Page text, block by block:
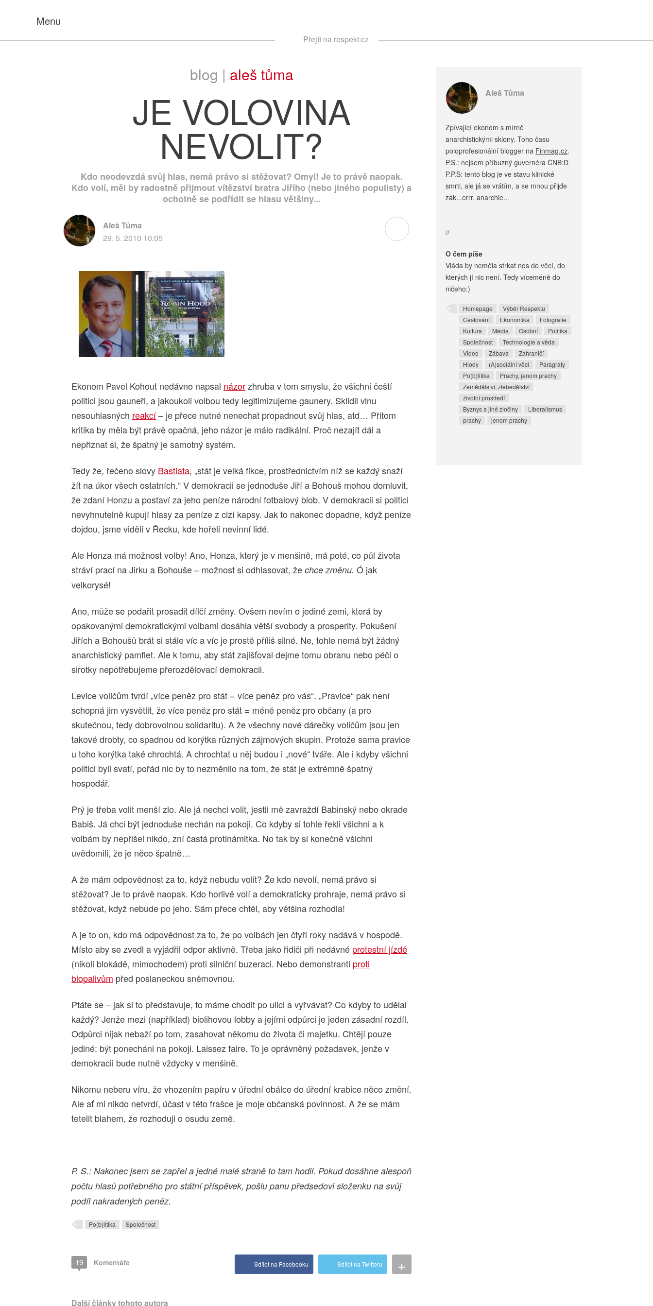
Menu
Přejít na respekt.cz
blog | aleš tůma
JE VOLOVINA
NEVOLIT?
Kdo neodevzdá svůj hlas, nemá právo si stěžovat? Omyl! Je to právě naopak.
Kdo volí, měl by radostně přijmout vítězství bratra Jiřího (nebo jiného populisty) a
ochotně se podřídit se hlasu většiny...
Aleš Tůma
29. 5. 2010 10:05
Ekonom Pavel Kohout nedávno napsal názorzhruba v tom smyslu, že všichni čeští
politici jsou gauneři, a jakoukoli volbou tedy legitimizujeme gaunery. Sklidil vlnu
nesouhlasných reakcí– je přece nutné nenechat propadnout svůj hlas, atd… Přitom
kritika by měla být právě opačná, jeho názor je málo radikální. Proč nezajít dál a
nepřiznat si, že špatný je samotný systém.
Tedy že, řečeno slovy Bastiata, „stát je velká fikce, prostřednictvím níž se každý snaží
žít na úkor všech ostatních.“ V demokracii se jednoduše Jiří a Bohouš mohou domluvit,
že zdaní Honzu a postaví za jeho peníze národní fotbalový blob. V demokracii si politici
nevyhnutelně kupují hlasy za peníze z cizí kapsy. Jak to nakonec dopadne, když peníze
dojdou, jsme viděli v Řecku, kde hořeli nevinní lidé.
Ale Honza má možnost volby! Ano, Honza, který je v menšině, má poté, co půl života
stráví prací na Jirku a Bohouše – možnost si odhlasovat, že chce změnu. Ó jak
velkorysé!
Ano, může se podařit prosadit dílčí změny. Ovšem nevím o jediné zemi, která by
opakovanými demokratickými volbami dosáhla větší svobody a prosperity. Pokušení
Jiřích a Bohoušů brát si stále víc a víc je prostě příliš silné. Ne, tohle nemá být žádný
anarchistický pamflet. Ale k tomu, aby stát zajišťoval dejme tomu obranu nebo péči o
sirotky nepotřebujeme přerozdělovací demokracii.
Levice voličům tvrdí „více peněz pro stát = více peněz pro vás“. „Pravice“ pak není
schopná jim vysvětlit, že více peněz pro stát = méně peněz pro občany (a pro
skutečnou, tedy dobrovolnou solidaritu). A že všechny nové dárečky voličům jsou jen
takové drobty, co spadnou od korýtka různých zájmových skupin. Protože sama pravice
u toho korýtka také chrochtá. A chrochtat u něj budou i „nové“ tváře. Ale i kdyby všichni
politici byli svatí, pořád nic by to nezměnilo na tom, že stát je extrémně špatný
hospodář.
Prý je třeba volit menší zlo. Ale já nechci volit, jestli mě zavraždí Babinský nebo okrade
Babiš. Já chci být jednoduše nechán na pokoji. Co kdyby si tohle řekli všichni a k
volbám by nepřišel nikdo, zní častá protinámitka. No tak by si konečně všichni
uvědomili, že je něco špatně…
A že mám odpovědnost za to, když nebudu volit? Že kdo nevolí, nemá právo si
stěžovat? Je to právě naopak. Kdo horlivě volí a demokraticky prohraje, nemá právo si
stěžovat, když nebude po jeho. Sám přece chtěl, aby většina rozhodla!
A je to on, kdo má odpovědnost za to, že po volbách jen čtyři roky nadává v hospodě.
Místo aby se zvedl a vyjádřil odpor aktivně. Třeba jako řidiči při nedávné protestní jízdě
(nikoli blokádě, mimochodem) proti silniční buzeraci. Nebo demonstranti proti
biopalivům před poslaneckou sněmovnou.
Ptáte se – jak si to představuje, to máme chodit po ulici a vyřvávat? Co kdyby to udělal
každý? Jenže mezi (například) biolihovou lobby a jejími odpůrci je jeden zásadní rozdíl.
Odpůrci nijak nebaží po tom, zasahovat někomu do života či majetku. Chtějí pouze
jediné: být ponecháni na pokoji. Laissez faire. To je oprávněný požadavek, jenže v
demokracii bude nutně vždycky v menšině.
Nikomu neberu víru, že vhozením papíru v úřední obálce do úřední krabice něco změní.
Ale ať mi nikdo netvrdí, účast v této frašce je moje občanská povinnost. A že se mám
tetelit blahem, že rozhoduji o osudu země.
P. S.: Nakonec jsem se zapřel a jedné malé straně to tam hodil. Pokud dosáhne alespoň
počtu hlasů potřebného pro státní příspěvek, pošlu panu předsedovi složenku na svůj
podíl nakradených peněz.
Po(b)litika Společnost
19 Komentáře +
Sdílet na Twitteru
Sdílet na Facebooku
Další články tohoto autora
Aleš Tůma
Zpívající ekonom s mírně
anarchistickými sklony. Toho času
poloprofesionální blogger na Finmag.cz.
P.S.: nejsem příbuzný guvernéra ČNB:D
P.P.S: tento blog je ve stavu klinické
smrti, ale já se vrátím, a se mnou přijde
zák...errr, anarchie...
//
O čem píše
Vláda by neměla strkat nos do věcí, do
kterých jí nic není. Tedy víceméně do
ničeho:)
Homepage
Výběr Respektu
Cestování
Ekonomika
Fotografie
Kultura
Média Osobní
Politika
Společnost
Technologie a věda
Video
Zábava
Zahraničí
Hlody
(A)sociální věci
Paragrafy
Po(b)litika
Prachy, jenom prachy
Zemědělství, ztebedělství
životní prostředí
Byznys a jiné zločiny
Liberalismus
prachy
jenom prachy